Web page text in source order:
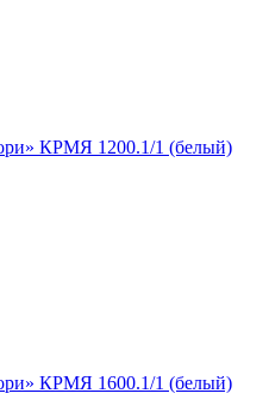
КРМЯ 1200.1/1 (белый)
КРМЯ 1600.1/1 (белый)